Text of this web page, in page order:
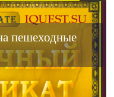
пешеходные